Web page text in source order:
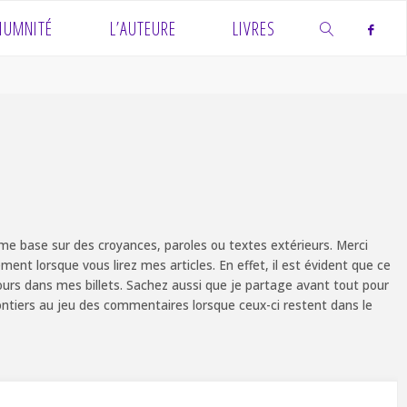
L’AUTEURE LIVRES
base sur des croyances, paroles ou textes extérieurs. Merci
lorsque vous lirez mes articles. En effet, il est évident que ce
dans mes billets. Sachez aussi que je partage avant tout pour
au jeu des commentaires lorsque ceux-ci restent dans le